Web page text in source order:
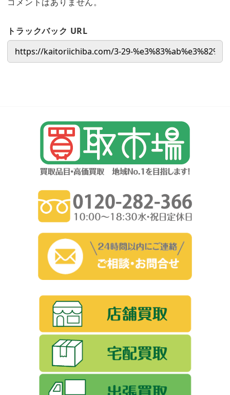
トラックバック URL